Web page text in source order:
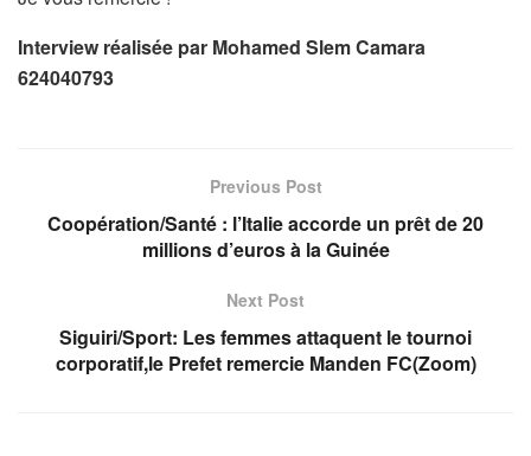
Interview réalisée par Mohamed Slem Camara
624040793
Previous Post
Coopération/Santé : l’Italie accorde un prêt de 20
millions d’euros à la Guinée
Next Post
Siguiri/Sport: Les femmes attaquent le tournoi
corporatif,le Prefet remercie Manden FC(Zoom)